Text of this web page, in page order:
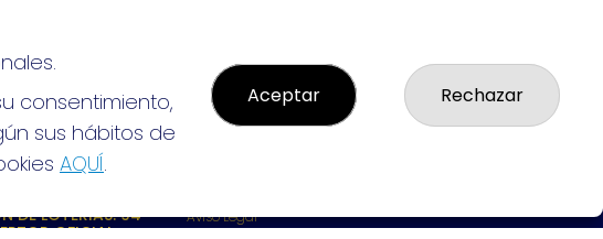
DE LOTERIAS: 94-
OFICIAL:
Aviso Legal
consentimiento,
sus hábitos de
AQUÍ.
Aceptar Rechazar